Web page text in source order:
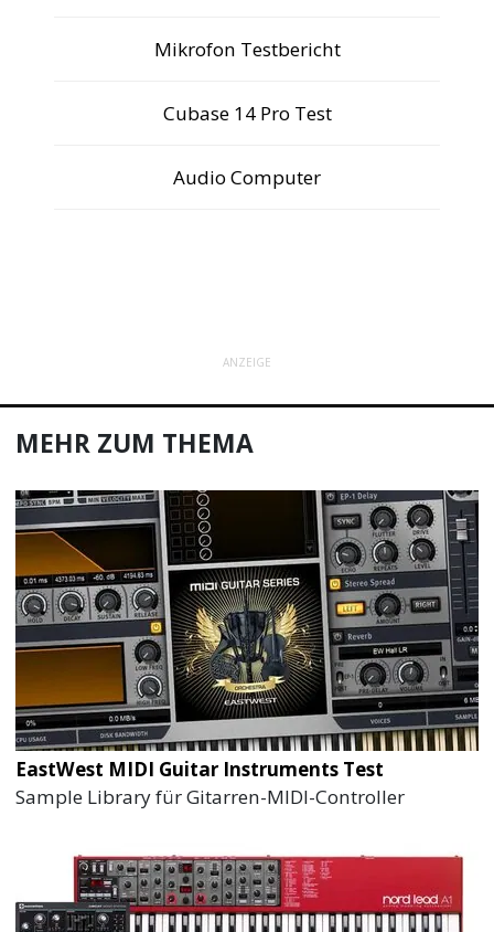
Mikrofon Testbericht
Cubase 14 Pro Test
Audio Computer
ANZEIGE
MEHR ZUM THEMA
EastWest MIDI Guitar Instruments Test
Sample Library für Gitarren-MIDI-Controller